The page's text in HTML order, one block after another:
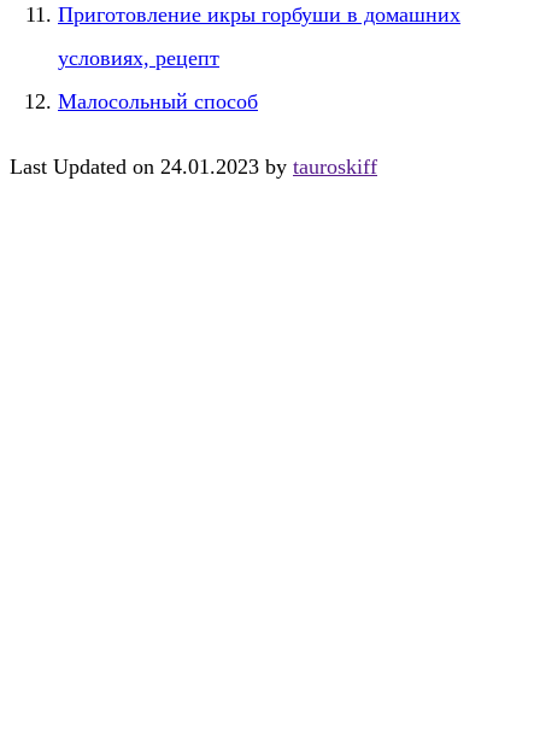
Приготовление икры горбуши в домашних
условиях, рецепт
Малосольный способ
Last Updated on 24.01.2023 by tauroskiff